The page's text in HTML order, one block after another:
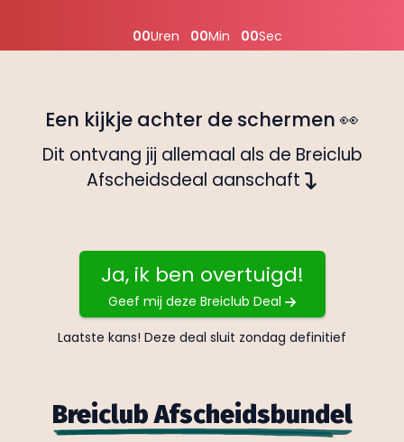
00Uren 00Min 00Sec
Een kijkje achter de schermen 👀
Dit ontvang jij allemaal als de Breiclub
Afscheidsdeal aanschaft
Ja, ik ben overtuigd!
Geef mij deze Breiclub Deal
Laatste kans! Deze deal sluit zondag definitief
Breiclub Afscheidsbundel